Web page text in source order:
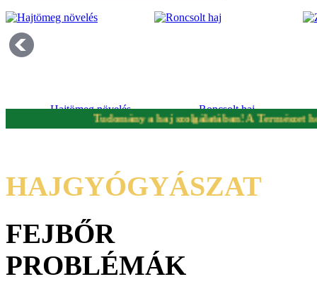
Hajtömeg növelés Roncsolt haj
Tudomány a haj szolgálatában! A Természet
HAJGYÓGYÁSZAT
FEJBŐR
PROBLÉMÁK